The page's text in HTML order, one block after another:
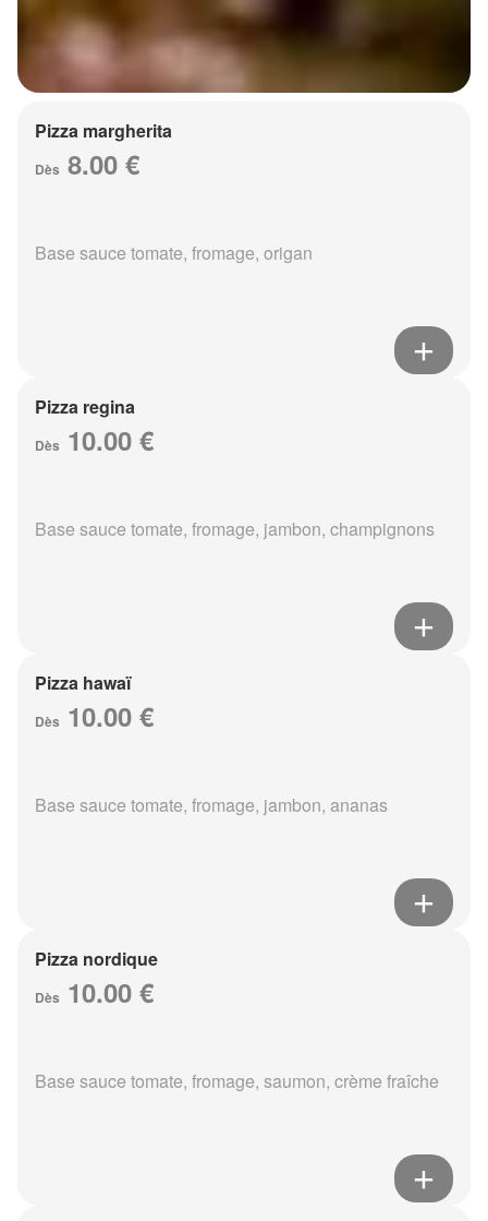
Pizza margherita
Dès 8.00 €
Base sauce tomate, fromage, origan
Pizza regina
Dès 10.00 €
Base sauce tomate, fromage, jambon, champignons
Pizza hawaï
Dès 10.00 €
Base sauce tomate, fromage, jambon, ananas
Pizza nordique
Dès 10.00 €
Base sauce tomate, fromage, saumon, crème fraîche